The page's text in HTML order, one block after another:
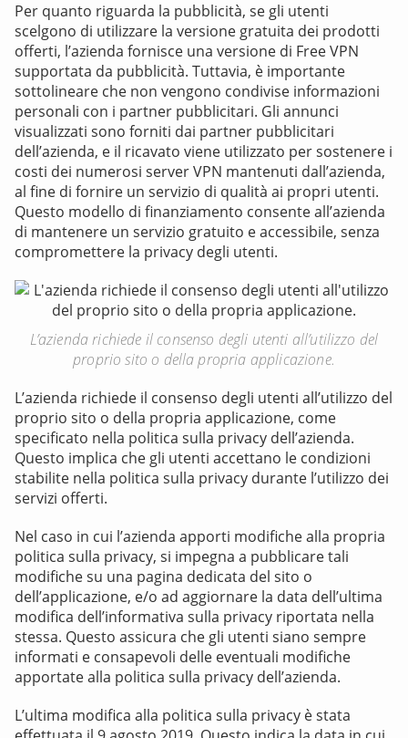
Per quanto riguarda la pubblicità, se gli utenti
scelgono di utilizzare la versione gratuita dei prodotti
offerti, l’azienda fornisce una versione di Free VPN
supportata da pubblicità. Tuttavia, è importante
sottolineare che non vengono condivise informazioni
personali con i partner pubblicitari. Gli annunci
visualizzati sono forniti dai partner pubblicitari
dell’azienda, e il ricavato viene utilizzato per sostenere i
costi dei numerosi server VPN mantenuti dall’azienda,
al fine di fornire un servizio di qualità ai propri utenti.
Questo modello di finanziamento consente all’azienda
di mantenere un servizio gratuito e accessibile, senza
compromettere la privacy degli utenti.
L’azienda richiede il consenso degli utenti all’utilizzo del
proprio sito o della propria applicazione.
L’azienda richiede il consenso degli utenti all’utilizzo del
proprio sito o della propria applicazione, come
specificato nella politica sulla privacy dell’azienda.
Questo implica che gli utenti accettano le condizioni
stabilite nella politica sulla privacy durante l’utilizzo dei
servizi offerti.
Nel caso in cui l’azienda apporti modifiche alla propria
politica sulla privacy, si impegna a pubblicare tali
modifiche su una pagina dedicata del sito o
dell’applicazione, e/o ad aggiornare la data dell’ultima
modifica dell’informativa sulla privacy riportata nella
stessa. Questo assicura che gli utenti siano sempre
informati e consapevoli delle eventuali modifiche
apportate alla politica sulla privacy dell’azienda.
L’ultima modifica alla politica sulla privacy è stata